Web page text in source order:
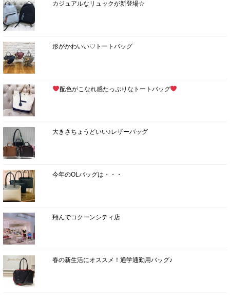
カジュアルなリュックが新登場☆
形がかわいい♡トートバッグ
配色がこなれ感たっぷりなトートバッグ
大きさちょうどいい♪レザーバッグ
今年のOLバッグは・・・
翔んでコクーンシティ店
春の新生活にオススメ！通学通勤用バッグ♪